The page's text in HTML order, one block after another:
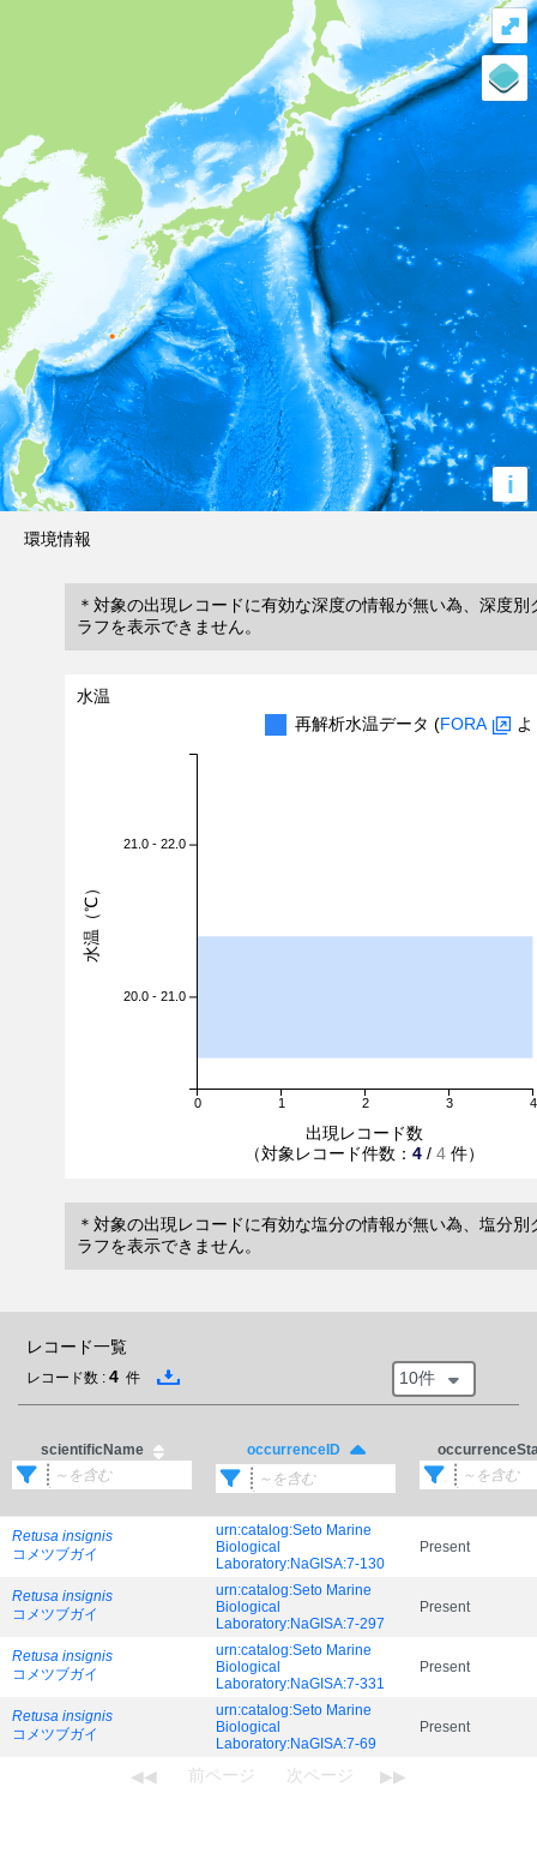
i
⤢
環境情報
＊対象の出現レコードに有効な深度の情報が無い為、深度別
ラフを表示できません。
水温
再解析水温データ (FORA
0 1 2 3 4
21.0 - 22.0
20.0 - 21.0
出現レコード数
（対象レコード件数： 4 / 4 件）
水温（℃）
＊対象の出現レコードに有効な塩分の情報が無い為、塩分別
ラフを表示できません。
レコード一覧
レコード数 : 4 件 10件
scientificName occurrenceID
Retusa insignis
コメツブガイ
urn:catalog:Seto Marine
Biological
Laboratory:NaGISA:7-130
Present
Retusa insignis
コメツブガイ
urn:catalog:Seto Marine
Biological
Laboratory:NaGISA:7-297
Present
Retusa insignis
コメツブガイ
urn:catalog:Seto Marine
Biological
Laboratory:NaGISA:7-331
Present
Retusa insignis
コメツブガイ
urn:catalog:Seto Marine
Biological
Laboratory:NaGISA:7-69
Present